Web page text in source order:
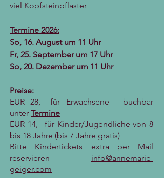
viel Kopfsteinpflaster
Termine 2026:
So, 16. August um 11 Uhr
Fr, 25. September um 17 Uhr
So, 20. Dezember um 11 Uhr
Preise:
EUR 28,– für Erwachsene - buchbar
unter Termine
EUR 14,– für Kinder/Jugendliche von 8
bis 18 Jahre (bis 7 Jahre gratis)
Bitte Kindertickets extra per Mail
reservieren info@annemarie-
geiger.com